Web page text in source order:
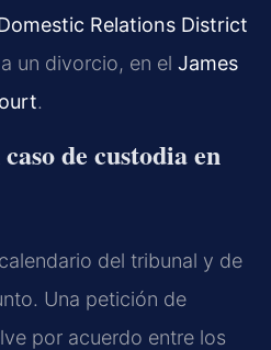
Relations District
un divorcio, en el James
.
de custodia en
del tribunal y de
Una petición de
por acuerdo entre los